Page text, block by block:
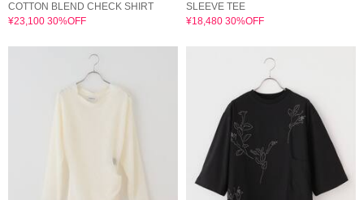
COTTON BLEND CHECK SHIRT
¥23,100 30%OFF
SLEEVE TEE
¥18,480 30%OFF